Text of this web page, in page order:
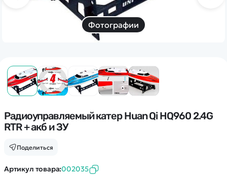
Фотографии
Радиоуправляемый катер Huan Qi HQ960 2.4G
RTR + акб и ЗУ
Поделиться
Артикул товара:002035
Дополнительный способ связи
WhatsApp/Мобильный
Есть вопрос? Можем связаться с вами
Заказать звонок